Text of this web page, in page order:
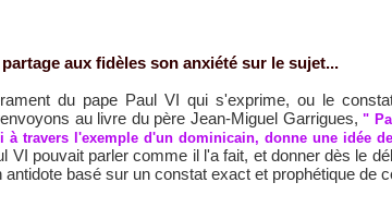
aux fidèles son anxiété sur le sujet...
du pape Paul VI qui s'exprime, ou le
au livre du père Jean-Miguel Garrigues,"
à travers l'exemple d'un dominicain, donne une idée
VI pouvait parler comme il l'a fait, et donner dès le
antidote basé sur un constat exact et prophétique